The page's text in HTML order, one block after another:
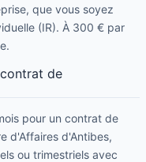
que vous soyez
(IR). À 300 € par
de
pour un contrat de
d'Affaires d'Antibes,
ou trimestriels avec